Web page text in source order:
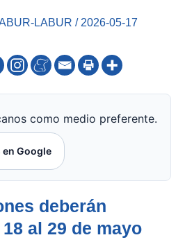
LABUR / 2026-05-17
como medio preferente.
Google
deberán
al 29 de mayo